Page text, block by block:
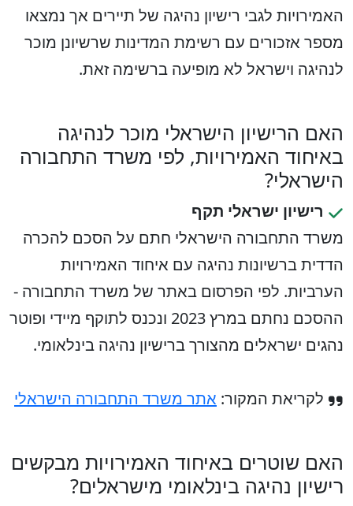
האמירויות לגבי רישיון נהיגה של תיירים אך נמצאו
מספר אזכורים עם רשימת המדינות שרשיונן מוכר
לנהיגה וישראל לא מופיעה ברשימה זאת.
האם הרישיון הישראלי מוכר לנהיגה
באיחוד האמירויות, לפי משרד התחבורה
הישראלי?
רישיון ישראלי תקף
משרד התחבורה הישראלי חתם על הסכם להכרה
הדדית ברשיונות נהיגה עם איחוד האמירויות
הערביות. לפי הפרסום באתר של משרד התחבורה -
ההסכם נחתם במרץ 2023 ונכנס לתוקף מיידי ופוטר
נהגים ישראלים מהצורך ברישיון נהיגה בינלאומי.
לקריאת המקור: אתר משרד התחבורה הישראלי
האם שוטרים באיחוד האמירויות מבקשים
רישיון נהיגה בינלאומי מישראלים?